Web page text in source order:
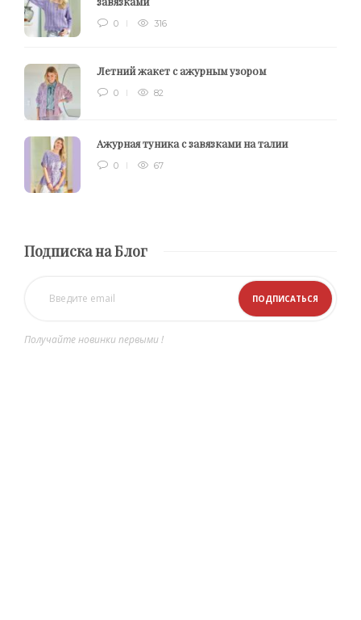
0 316
Летний жакет с ажурным узором
0 82
Ажурная туника с завязками на талии
0 67
Подписка на Блог
Получайте новинки первыми !